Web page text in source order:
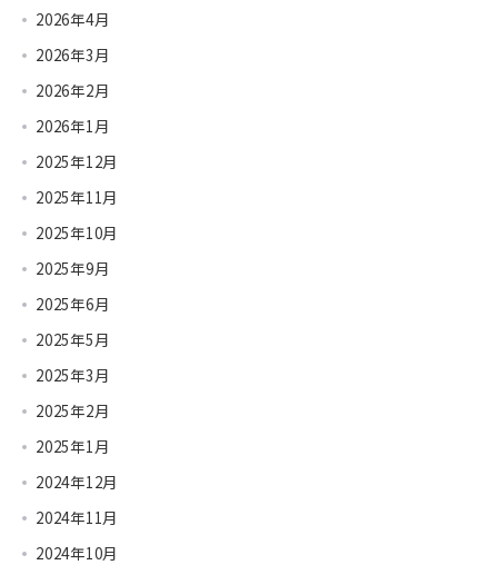
2026年4月
2026年3月
2026年2月
2026年1月
2025年12月
2025年11月
2025年10月
2025年9月
2025年6月
2025年5月
2025年3月
2025年2月
2025年1月
2024年12月
2024年11月
2024年10月